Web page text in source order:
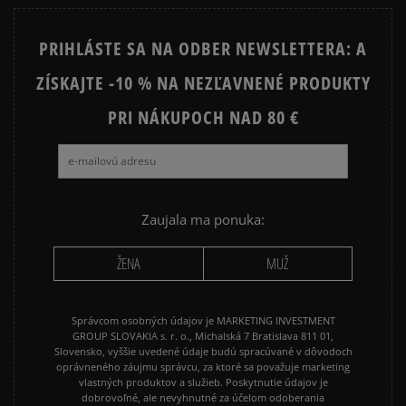
NIKE SPORTSWEAR
ADIDAS 3 STRIPES ADIDAS 3 STRIPES TRIČKÁ
PRIHLÁSTE SA NA ODBER NEWSLETTERA: A
ZÍSKAJTE -10 % NA NEZĽAVNENÉ PRODUKTY
PRI NÁKUPOCH NAD 80 €
Zaujala ma ponuka:
ŽENA MUŽ
Správcom osobných údajov je MARKETING INVESTMENT
GROUP SLOVAKIA s. r. o., Michalská 7 Bratislava 811 01,
Slovensko, vyššie uvedené údaje budú spracúvané v dôvodoch
oprávneného záujmu správcu, za ktoré sa považuje marketing
vlastných produktov a služieb. Poskytnutie údajov je
dobrovoľné, ale nevyhnutné za účelom odoberania